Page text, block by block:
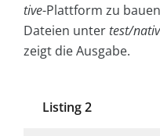
tive-Plattform zu
Dateien untertest/
zeigt die Ausgabe.
Listing 2